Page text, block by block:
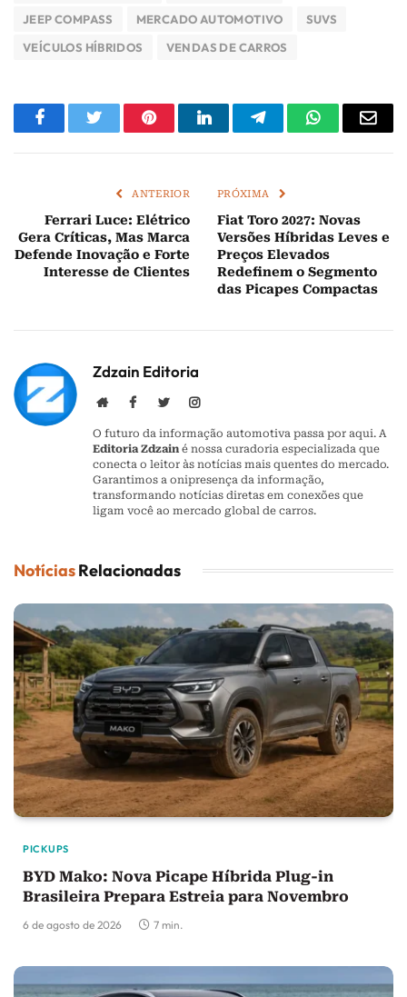
JEEP COMPASS
MERCADO AUTOMOTIVO
SUVS
VEÍCULOS HÍBRIDOS
VENDAS DE CARROS
FacebookTwitterPinterestLinkedInTelegramWhatsApp
E-
ANTERIOR
Ferrari Luce: Elétrico
Gera Críticas, Mas Marca
Defende Inovação e Forte
Interesse de Clientes
PRÓXIMA
Fiat Toro 2027: Novas
Versões Híbridas Leves e
Preços Elevados
Redefinem o Segmento
das Picapes Compactas
Zdzain Editoria
WebsiteFacebookTwitterInstagram
O futuro da informação automotiva passa por aqui. A
Editoria Zdzain é nossa curadoria especializada que
conecta o leitor às notícias mais quentes do mercado.
Garantimos a onipresença da informação,
transformando notícias diretas em conexões que
ligam você ao mercado global de carros.
NotíciasRelacionadas
PICKUPS
BYD Mako: Nova Picape Híbrida Plug-in
Brasileira Prepara Estreia para Novembro
6 de agosto de 2026 7 min.